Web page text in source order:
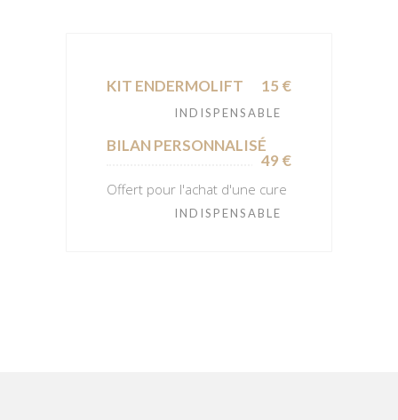
KIT ENDERMOLIFT 15 €
INDISPENSABLE
BILAN PERSONNALISÉ
49 €
Offert pour l'achat d'une cure
INDISPENSABLE